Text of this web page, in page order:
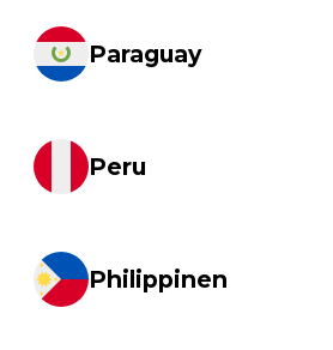
Paraguay
Peru
Philippinen